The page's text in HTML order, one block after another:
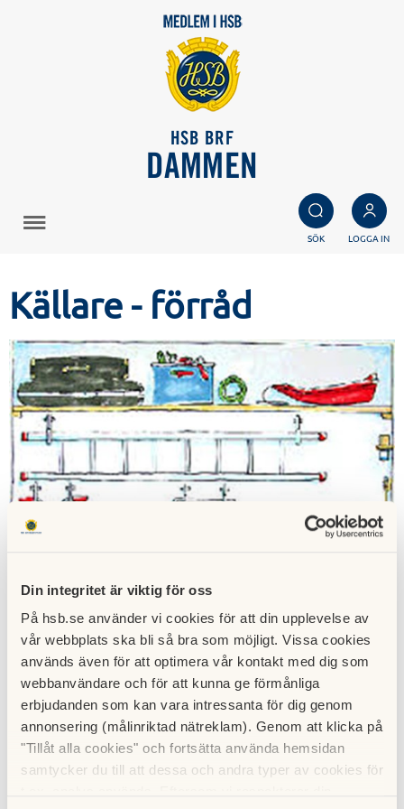
Din integritet är viktig för oss
På hsb.se använder vi cookies för att din upplevelse av
vår webbplats ska bli så bra som möjligt. Vissa cookies
används även för att optimera vår kontakt med dig som
webbanvändare och för att kunna ge förmånliga
erbjudanden som kan vara intressanta för dig genom
annonsering (målinriktad nätreklam). Genom att klicka på
"Tillåt alla cookies" och fortsätta använda hemsidan
samtycker du till att dessa och andra typer av cookies för
HSB BRF
DAMMEN
SÖK LOGGA IN
Källare - förråd
Föreningen förfogar över ett fåtal förråd som ligger
utspridda i husens källarplan och som kan hyras av enskild
medlem.
För att få möjlighet att hyra förråd finns en väntelista.